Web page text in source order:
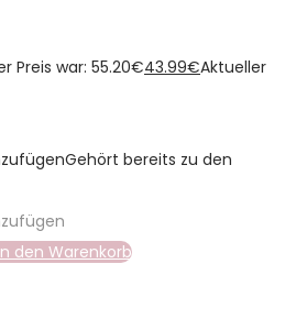
Preis war: 55.20€43.99€Aktueller
Gehört bereits zu den
den Warenkorb